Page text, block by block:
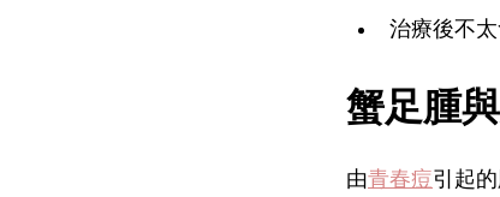
治療後不
蟹足腫
由青春痘引起